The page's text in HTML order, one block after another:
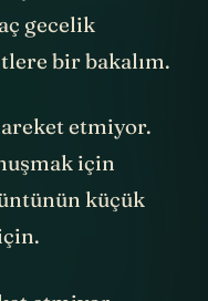
yeni
gecelik
etmiyor.
için
küçük